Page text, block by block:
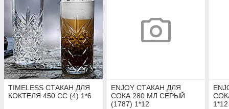
TIMELESS СТАКАН ДЛЯ
КОКТЕЛЯ 450 СС (4) 1*6
ENJOY СТАКАН ДЛЯ
СОКА 280 МЛ СЕРЫЙ
(1787) 1*12
1*12